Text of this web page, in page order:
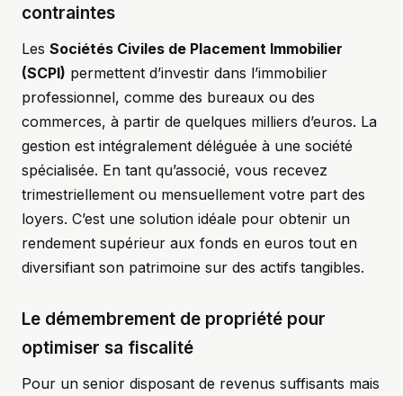
contraintes
Les Sociétés Civiles de Placement Immobilier
(SCPI) permettent d’investir dans l’immobilier
professionnel, comme des bureaux ou des
commerces, à partir de quelques milliers d’euros. La
gestion est intégralement déléguée à une société
spécialisée. En tant qu’associé, vous recevez
trimestriellement ou mensuellement votre part des
loyers. C’est une solution idéale pour obtenir un
rendement supérieur aux fonds en euros tout en
diversifiant son patrimoine sur des actifs tangibles.
Le démembrement de propriété pour
optimiser sa fiscalité
Pour un senior disposant de revenus suffisants mais